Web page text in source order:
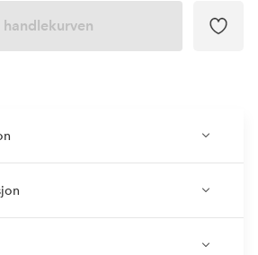
handlekurven